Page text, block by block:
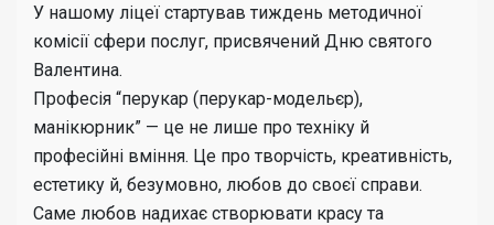
У нашому ліцеї стартував тиждень методичної
комісії сфери послуг, присвячений Дню святого
Валентина.
Професія “перукар (перукар-модельєр),
манікюрник” — це не лише про техніку й
професійні вміння. Це про творчість, креативність,
естетику й, безумовно, любов до своєї справи.
Саме любов надихає створювати красу та